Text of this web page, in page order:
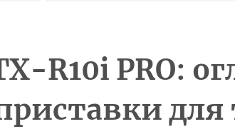
R10i PRO:
для